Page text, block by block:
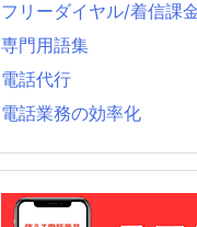
フリーダイヤル/着信課
専門用語集
電話代行
電話業務の効率化